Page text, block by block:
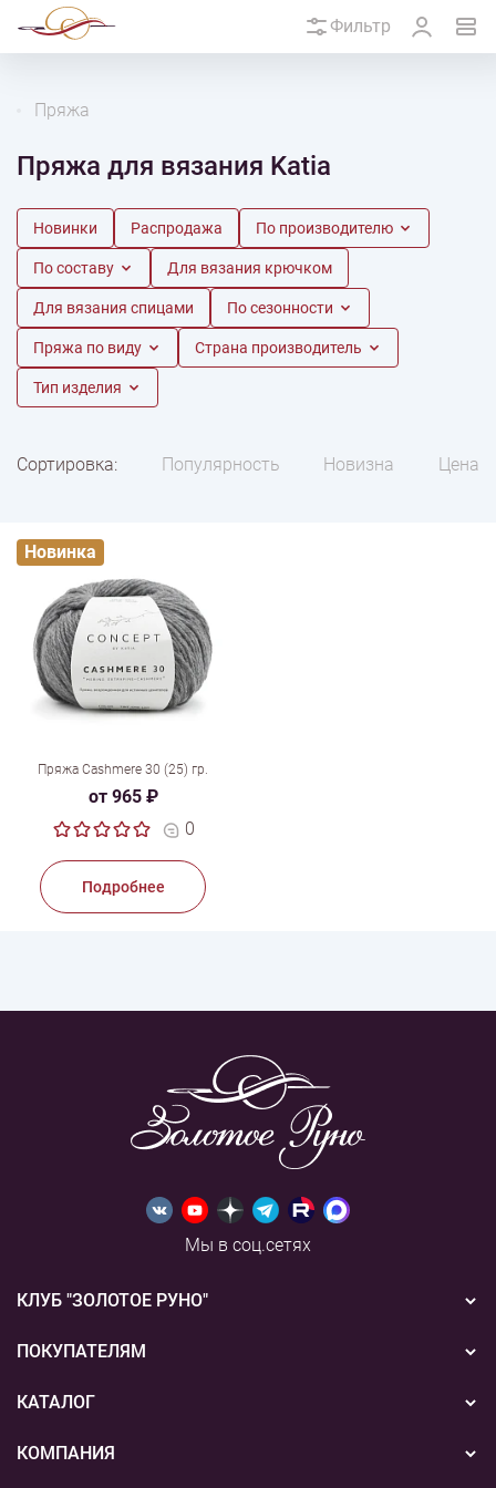
Фильтр
Пряжа
Пряжа для вязания Katia
Новинки Распродажа По производителю
По составу Для вязания крючком
Для вязания спицами По сезонности
Пряжа по виду Страна производитель
Тип изделия
Сортировка: Популярность Новизна Цена
Пряжа Cashmere 30 (25) гр.
от 965 ₽
0
Подробнее
Новинка
Мы в соц.сетях
КЛУБ "ЗОЛОТОЕ РУНО"
Новости
Акции
ПОКУПАТЕЛЯМ
Бонусная система
Подарочные сертификаты
КАТАЛОГ
Вышивка
КОМПАНИЯ